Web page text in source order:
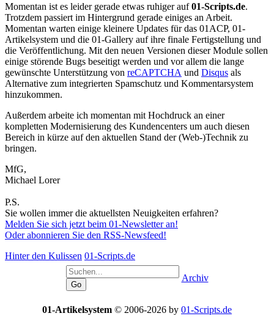
Momentan ist es leider gerade etwas ruhiger auf01-Scripts.de.
Trotzdem passiert im Hintergrund gerade einiges an Arbeit.
Momentan warten einige kleinere Updates für das 01ACP, 01-
Artikelsystem und die 01-Gallery auf ihre finale Fertigstellung und
die Veröffentlichung. Mit den neuen Versionen dieser Module sollen
einige störende Bugs beseitigt werden und vor allem die lange
gewünschte Unterstützung von reCAPTCHA und Disqus als
Alternative zum integrierten Spamschutz und Kommentarsystem
hinzukommen.
Außerdem arbeite ich momentan mit Hochdruck an einer
kompletten Modernisierung des Kundencenters um auch diesen
Bereich in kürze auf den aktuellen Stand der (Web-)Technik zu
bringen.
MfG,
Michael Lorer
P.S.
Sie wollen immer die aktuellsten Neuigkeiten erfahren?
Melden Sie sich jetzt beim 01-Newsletter an!
Oder abonnieren Sie den RSS-Newsfeed!
Hinter den Kulissen 01-Scripts.de
Archiv
01-Artikelsystem © 2006-2026 by 01-Scripts.de